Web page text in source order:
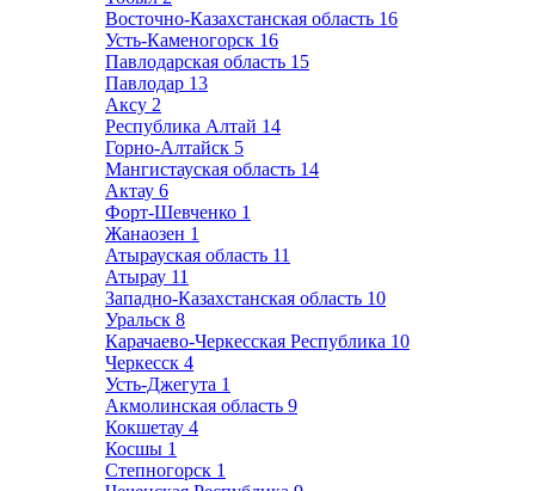
Восточно-Казахстанская область 16
Усть-Каменогорск 16
Павлодарская область 15
Павлодар 13
Аксу 2
Республика Алтай 14
Горно-Алтайск 5
Мангистауская область 14
Актау 6
Форт-Шевченко 1
Жанаозен 1
Атырауская область 11
Атырау 11
Западно-Казахстанская область 10
Уральск 8
Карачаево-Черкесская Республика 10
Черкесск 4
Усть-Джегута 1
Акмолинская область 9
Кокшетау 4
Косшы 1
Степногорск 1